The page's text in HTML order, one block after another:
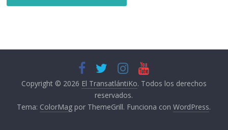
Copyright © 2026 El TransatlántiKo. Todos los derechos
reservados.
Tema: ColorMag por ThemeGrill. Funciona conWordPress.